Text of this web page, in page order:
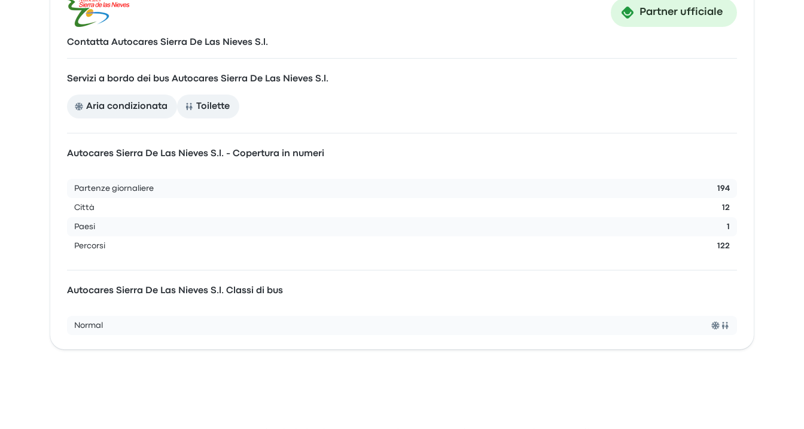
Partner ufficiale
Contatta Autocares Sierra De Las Nieves S.l.
Servizi a bordo dei bus Autocares Sierra De Las Nieves S.l.
Aria condizionata Toilette
Autocares Sierra De Las Nieves S.l. - Copertura in numeri
Partenze giornaliere 194
Città 12
Paesi 1
Percorsi 122
Autocares Sierra De Las Nieves S.l. Classi di bus
Normal